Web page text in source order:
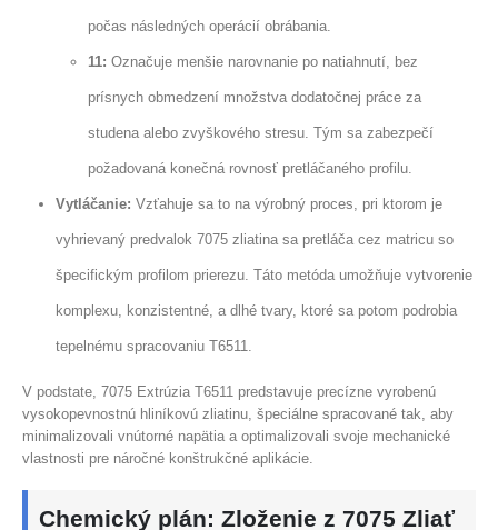
počas následných operácií obrábania.
11: Označuje menšie narovnanie po natiahnutí, bez
prísnych obmedzení množstva dodatočnej práce za
studena alebo zvyškového stresu. Tým sa zabezpečí
požadovaná konečná rovnosť pretláčaného profilu.
Vytláčanie: Vzťahuje sa to na výrobný proces, pri ktorom je
vyhrievaný predvalok 7075 zliatina sa pretláča cez matricu so
špecifickým profilom prierezu. Táto metóda umožňuje vytvorenie
komplexu, konzistentné, a dlhé tvary, ktoré sa potom podrobia
tepelnému spracovaniu T6511.
V podstate, 7075 Extrúzia T6511 predstavuje precízne vyrobenú
vysokopevnostnú hliníkovú zliatinu, špeciálne spracované tak, aby
minimalizovali vnútorné napätia a optimalizovali svoje mechanické
vlastnosti pre náročné konštrukčné aplikácie.
Chemický plán: Zloženie z 7075 Zliať